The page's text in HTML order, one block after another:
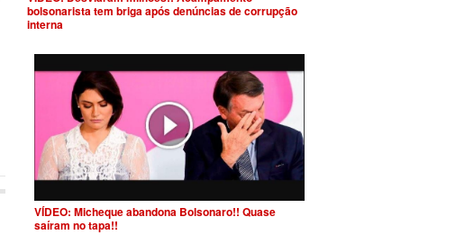
bolsonarista tem briga após denúncias de corrupção
interna
VÍDEO: Micheque abandona Bolsonaro!! Quase
saíram no tapa!!